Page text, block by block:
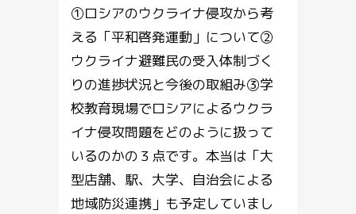
①ロシアのウクライナ侵攻から考
える「平和啓発運動」について②
ウクライナ避難民の受入体制づく
りの進捗状況と今後の取組み③学
校教育現場でロシアによるウクラ
イナ侵攻問題をどのように扱って
いるのかの３点です。本当は「大
型店舗、駅、大学、自治会による
地域防災連携」も予定していまし